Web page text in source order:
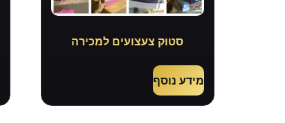
סטוק צעצועים למכירה
מידע נוסף